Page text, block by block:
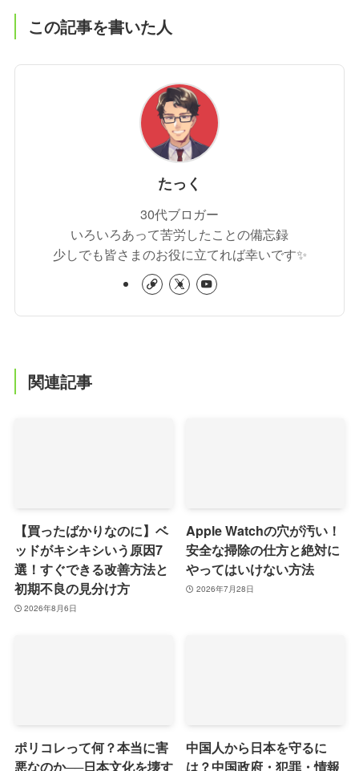
この記事を書いた人
たっく
30代ブロガー
いろいろあって苦労したことの備忘録
少しでも皆さまのお役に立てれば幸いです✨
関連記事
【買ったばかりなのに】ベ
ッドがキシキシいう原因7
選！すぐできる改善方法と
初期不良の見分け方
2026年8月6日
Apple Watchの穴が汚い！
安全な掃除の仕方と絶対に
やってはいけない方法
2026年7月28日
ポリコレって何？本当に害
悪なのか──日本文化を壊す
中国人から日本を守るに
は？中国政府・犯罪・情報